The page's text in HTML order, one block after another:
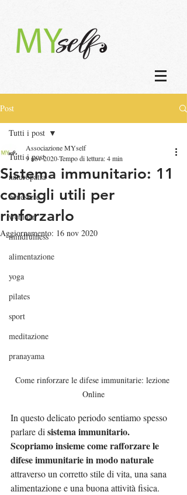
Post
Tutti i post
naturopatia
benessere
webinar
mindfulness
alimentazione
yoga
pilates
sport
meditazione
pranayama
Tutti i post
Sistema immunitario: 11
consigli utili per
rinforzarlo
Associazione MYself
9 nov 2020Tempo di lettura: 4 min
Aggiornamento: 16 nov 2020
Come rinforzare le difese immunitarie: lezione
Online
In questo delicato periodo sentiamo spesso
parlare di sistema immunitario.
Scopriamo insieme come rafforzare le
difese immunitarie in modo naturale
attraverso un corretto stile di vita, una sana
alimentazione e una buona attività fisica.